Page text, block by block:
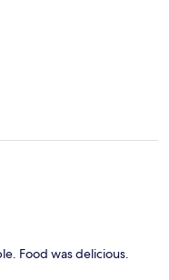
Food was delicious.